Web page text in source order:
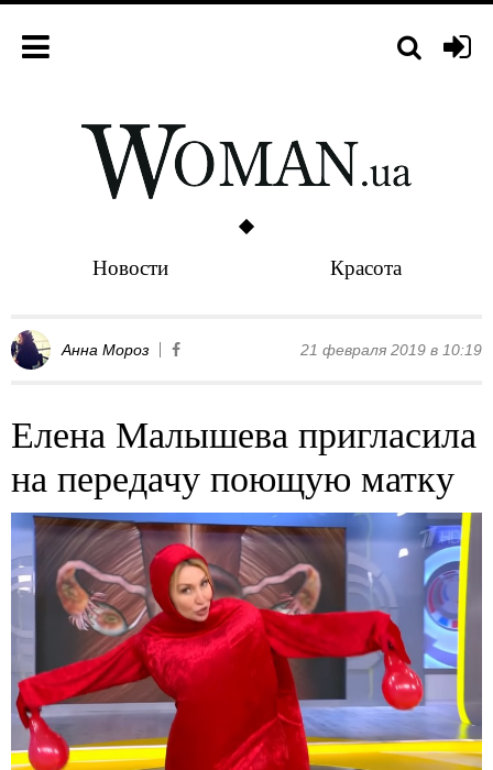
Новости Красота
Анна Мороз 21 февраля 2019 в 10:19
Елена Малышева пригласила
на передачу поющую матку